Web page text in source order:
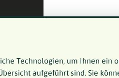
Technologien, um Ihnen
aufgeführt sind. Sie